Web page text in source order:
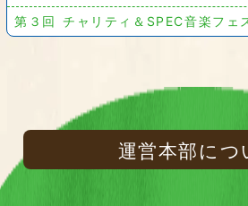
第３回 チャリティ＆SPEC音楽フェ
運営本部につ